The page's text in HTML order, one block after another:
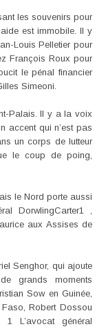
les souvenirs pour
est immobile. Il y
Louis Pelletier pour
François Roux pour
le pénal financier
Simeoni.
Palais. Il y a la voix
accent qui n’est pas
un corps de lutteur
le coup de poing,
le Nord porte aussi
DorwlingCarter1 ,
aux Assises de
Senghor, qui ajoute
grands moments
Sow en Guinée,
Robert Dossou
L’avocat général